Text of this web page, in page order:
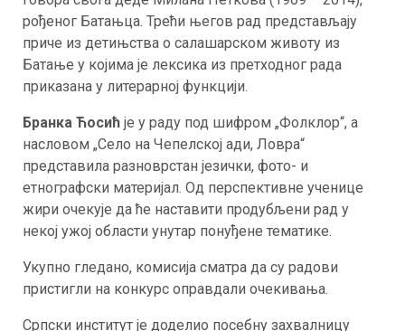
рођеног Батањца. Трећи његов рад представљају
приче из детињства о салашарском животу из
Батање у којима је лексика из претходног рада
приказана у литерарној функцији.
Бранка Ћосић је у раду под шифром „Фолклор“, а
насловом „Село на Чепелској ади, Ловра“
представила разноврстан језички, фото- и
етнографски материјал. Од перспективне ученице
жири очекује да ће наставити продубљени рад у
некој ужој области унутар понуђене тематике.
Укупно гледано, комисија сматра да су радови
пристигли на конкурс оправдали очекивања.
Српски институт је доделио посебну захвалницу